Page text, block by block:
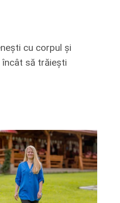
cu corpul și
să trăiești